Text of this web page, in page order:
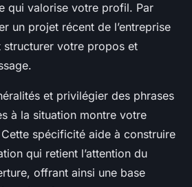
qui valorise votre profil. Par
un projet récent de l’entreprise
structurer votre propos et
et privilégier des phrases
à la situation montre votre
spécificité aide à construire
qui retient l’attention du
offrant ainsi une base